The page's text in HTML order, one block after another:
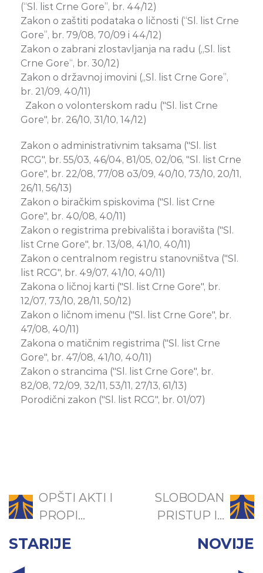
(“Sl. list Crne Gore”, br. 44/12)
Zakon o zaštiti podataka o ličnosti (“Sl. list Crne
Gore”, br. 79/08, 70/09 i 44/12)
Zakon o zabrani zlostavljanja na radu („Sl. list
Crne Gore“, br. 30/12)
Zakon o državnoj imovini („Sl. list Crne Gore”,
br. 21/09, 40/11)
Zakon o volonterskom radu ("Sl. list Crne
Gore", br. 26/10, 31/10, 14/12)
Zakon o administrativnim taksama ("Sl. list
RCG", br. 55/03, 46/04, 81/05, 02/06, "Sl. list Crne
Gore", br. 22/08, 77/08 o3/09, 40/10, 73/10, 20/11,
26/11, 56/13)
Zakon o biračkim spiskovima ("Sl. list Crne
Gore", br. 40/08, 40/11)
Zakon o registrima prebivališta i boravišta ("Sl.
list Crne Gore", br. 13/08, 41/10, 40/11)
Zakon o centralnom registru stanovništva ("Sl.
list RCG", br. 49/07, 41/10, 40/11)
Zakona o ličnoj karti ("Sl. list Crne Gore", br.
12/07, 73/10, 28/11, 50/12)
Zakon o ličnom imenu ("Sl. list Crne Gore", br.
47/08, 40/11)
Zakona o matičnim registrima ("Sl. list Crne
Gore", br. 47/08, 41/10, 40/11)
Zakon o strancima ("Sl. list Crne Gore", br.
82/08, 72/09, 32/11, 53/11, 27/13, 61/13)
Porodični zakon ("Sl. list RCG", br. 01/07)
OPŠTI AKTI I
PROPI...
STARIJE
SLOBODAN
PRISTUP I...
NOVIJE